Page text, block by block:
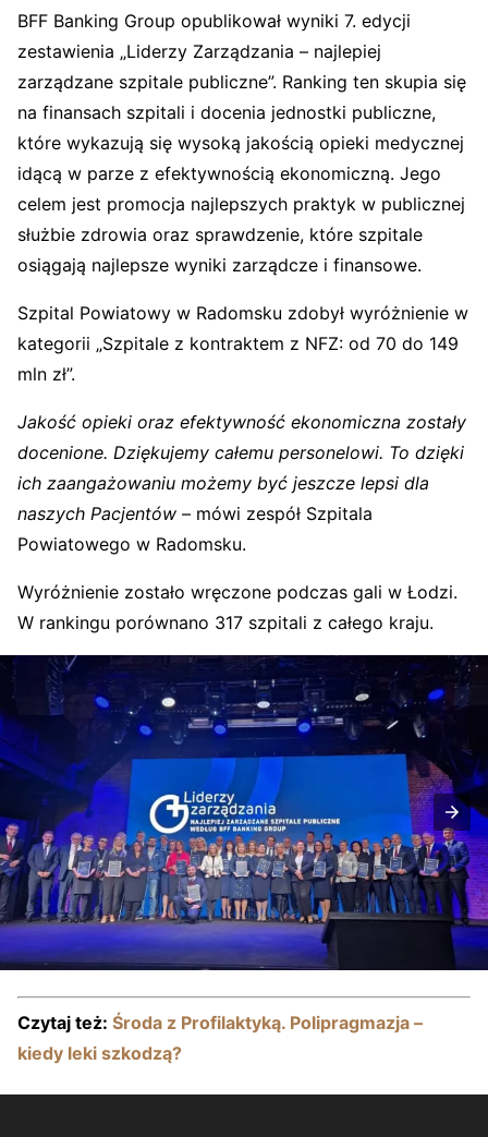
BFF Banking Group opublikował wyniki 7. edycji
zestawienia „Liderzy Zarządzania – najlepiej
zarządzane szpitale publiczne”. Ranking ten skupia się
na finansach szpitali i docenia jednostki publiczne,
które wykazują się wysoką jakością opieki medycznej
idącą w parze z efektywnością ekonomiczną. Jego
celem jest promocja najlepszych praktyk w publicznej
służbie zdrowia oraz sprawdzenie, które szpitale
osiągają najlepsze wyniki zarządcze i finansowe.
Szpital Powiatowy w Radomsku zdobył wyróżnienie w
kategorii „Szpitale z kontraktem z NFZ: od 70 do 149
mln zł”.
Jakość opieki oraz efektywność ekonomiczna zostały
docenione. Dziękujemy całemu personelowi. To dzięki
ich zaangażowaniu możemy być jeszcze lepsi dla
naszych Pacjentów – mówi zespół Szpitala
Powiatowego w Radomsku.
Wyróżnienie zostało wręczone podczas gali w Łodzi.
W rankingu porównano 317 szpitali z całego kraju.
Czytaj też: Środa z Profilaktyką. Polipragmazja –
kiedy leki szkodzą?